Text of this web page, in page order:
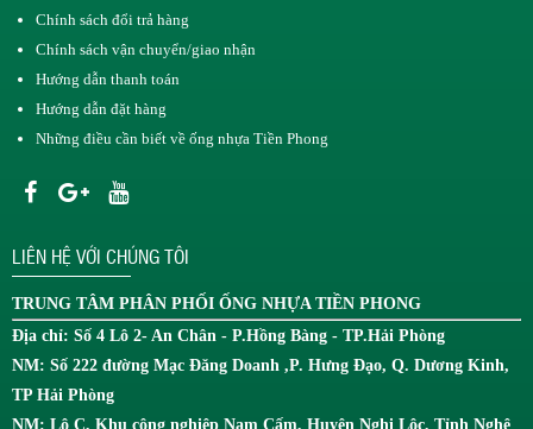
Chính sách đổi trả hàng
Chính sách vận chuyển/giao nhận
Hướng dẫn thanh toán
Hướng dẫn đặt hàng
Những điều cần biết về ống nhựa Tiền Phong
LIÊN HỆ VỚI CHÚNG TÔI
TRUNG TÂM PHÂN PHỐI ỐNG NHỰA TIỀN PHONG
Địa chỉ: Số 4 Lô 2- An Chân - P.Hồng Bàng - TP.Hải Phòng
NM: Số 222 đường Mạc Đăng Doanh ,P. Hưng Đạo, Q. Dương Kinh,
TP Hải Phòng
NM: Lô C, Khu công nghiệp Nam Cấm, Huyện Nghi Lộc, Tỉnh Nghệ